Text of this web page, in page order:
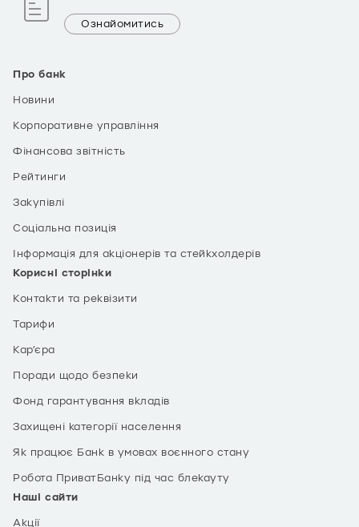
Про банк
Новини
Корпоративне управління
Фінансова звітність
Рейтинги
Закупівлі
Соціальна позиція
Інформація для акціонерів та стейкхолдерів
Корисні сторінки
Контакти та реквізити
Тарифи
Кар’єра
Поради щодо безпеки
Фонд гарантування вкладів
Захищені категорії населення
Як працює Банк в умовах воєнного стану
Робота ПриватБанку під час блекауту
Наші сайти
Акції
Ознайомитись